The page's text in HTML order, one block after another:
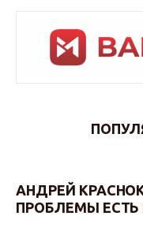
АНДРЕЙ
ПРОБЛЕМЫ ЕСТЬ